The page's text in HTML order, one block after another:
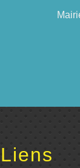
Liens